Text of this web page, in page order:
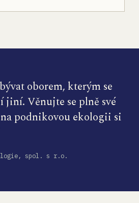
oborem, kterým se
jiní. Věnujte se plně své
podnikovou ekologii si
spol. s r.o.